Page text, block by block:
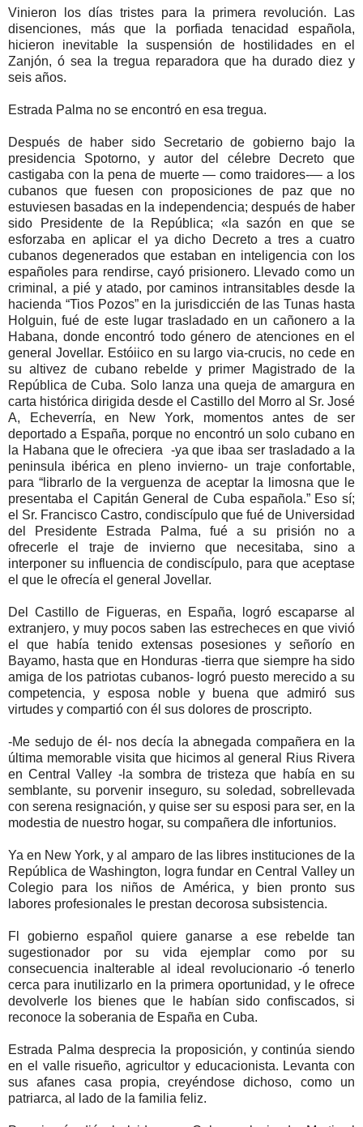
Vinieron los días tristes para la primera revolución. Las
disenciones, más que la porfiada tenacidad española,
hicieron inevitable la suspensión de hostilidades en el
Zanjón, ó sea la tregua reparadora que ha durado diez y
seis años.
Estrada Palma no se encontró en esa tregua.
Después de haber sido Secretario de gobierno bajo la
presidencia Spotorno, y autor del célebre Decreto que
castigaba con la pena de muerte — como traidores-— a los
cubanos que fuesen con proposiciones de paz que no
estuviesen basadas en la independencia; después de haber
sido Presidente de la República; «la sazón en que se
esforzaba en aplicar el ya dicho Decreto a tres a cuatro
cubanos degenerados que estaban en inteligencia con los
españoles para rendirse, cayó prisionero. Llevado como un
criminal, a pié y atado, por caminos intransitables desde la
hacienda “Tios Pozos” en la jurisdiccién de las Tunas hasta
Holguin, fué de este lugar trasladado en un cañonero a la
Habana, donde encontró todo género de atenciones en el
general Jovellar. Estóiico en su largo via-crucis, no cede en
su altivez de cubano rebelde y primer Magistrado de la
República de Cuba. Solo lanza una queja de amargura en
carta histórica dirigida desde el Castillo del Morro al Sr. José
A, Echeverría, en New York, momentos antes de ser
deportado a España, porque no encontró un solo cubano en
la Habana que le ofreciera -ya que ibaa ser trasladado a la
peninsula ibérica en pleno invierno- un traje confortable,
para “librarlo de la verguenza de aceptar la limosna que le
presentaba el Capitán General de Cuba española.” Eso sí;
el Sr. Francisco Castro, condiscípulo que fué de Universidad
del Presidente Estrada Palma, fué a su prisión no a
ofrecerle el traje de invierno que necesitaba, sino a
interponer su influencia de condiscípulo, para que aceptase
el que le ofrecía el general Jovellar.
Del Castillo de Figueras, en España, logró escaparse al
extranjero, y muy pocos saben las estrecheces en que vivió
el que había tenido extensas posesiones y señorío en
Bayamo, hasta que en Honduras -tierra que siempre ha sido
amiga de los patriotas cubanos- logró puesto merecido a su
competencia, y esposa noble y buena que admiró sus
virtudes y compartió con él sus dolores de proscripto.
-Me sedujo de él- nos decía la abnegada compañera en la
última memorable visita que hicimos al general Rius Rivera
en Central Valley -la sombra de tristeza que había en su
semblante, su porvenir inseguro, su soledad, sobrellevada
con serena resignación, y quise ser su esposi para ser, en la
modestia de nuestro hogar, su compañera dle infortunios.
Ya en New York, y al amparo de las libres instituciones de la
República de Washington, logra fundar en Central Valley un
Colegio para los niños de América, y bien pronto sus
labores profesionales le prestan decorosa subsistencia.
Fl gobierno español quiere ganarse a ese rebelde tan
sugestionador por su vida ejemplar como por su
consecuencia inalterable al ideal revolucionario -ó tenerlo
cerca para inutilizarlo en la primera oportunidad, y le ofrece
devolverle los bienes que le habían sido confiscados, si
reconoce la soberania de España en Cuba.
Estrada Palma desprecia la proposición, y continúa siendo
en el valle risueño, agricultor y educacionista. Levanta con
sus afanes casa propia, creyéndose dichoso, como un
patriarca, al lado de la familia feliz.